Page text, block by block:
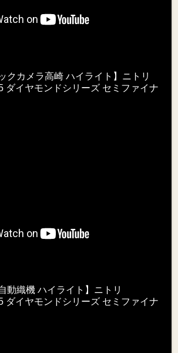
クカメラ高崎 ハイライト】ニトリ
ダイヤモンドシリーズ セミファイナ
動織機 ハイライト】ニトリ
ダイヤモンドシリーズ セミファイナ